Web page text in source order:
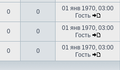
0 0
01 янв 1970, 03:00
Гость
0 0
01 янв 1970, 03:00
Гость
0 0
01 янв 1970, 03:00
Гость